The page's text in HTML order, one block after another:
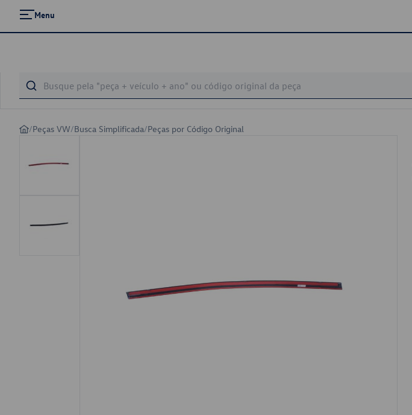
Menu
/Peças VW/Busca Simplificada/Peças por Código Original